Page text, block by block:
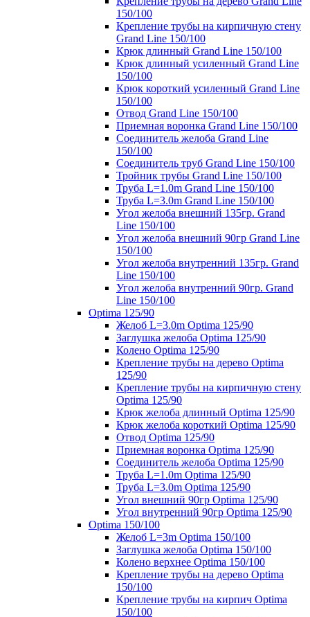
150/100
Крепление трубы на кирпичную стену
Grand Line 150/100
Крюк длинный Grand Line 150/100
Крюк длинный усиленный Grand Line
150/100
Крюк короткий усиленный Grand Line
150/100
Отвод Grand Line 150/100
Приемная воронка Grand Line 150/100
Соединитель желоба Grand Line
150/100
Соединитель труб Grand Line 150/100
Тройник трубы Grand Line 150/100
Труба L=1.0m Grand Line 150/100
Труба L=3.0m Grand Line 150/100
Угол желоба внешний 135гр. Grand
Line 150/100
Угол желоба внешний 90гр Grand Line
150/100
Угол желоба внутренний 135гр. Grand
Line 150/100
Угол желоба внутренний 90гр. Grand
Line 150/100
Optima 125/90
Желоб L=3.0m Optima 125/90
Заглушка желоба Optima 125/90
Колено Optima 125/90
Крепление трубы на дерево Optima
125/90
Крепление трубы на кирпичную стену
Optima 125/90
Крюк желоба длинный Optima 125/90
Крюк желоба короткий Optima 125/90
Отвод Optima 125/90
Приемная воронка Optima 125/90
Соединитель желоба Optima 125/90
Труба L=1.0m Optima 125/90
Труба L=3.0m Optima 125/90
Угол внешний 90гр Optima 125/90
Угол внутренний 90гр Optima 125/90
Optima 150/100
Желоб L=3m Optima 150/100
Заглушка желоба Optima 150/100
Колено верхнее Optima 150/100
Крепление трубы на дерево Optima
150/100
Крепление трубы на кирпич Optima
150/100